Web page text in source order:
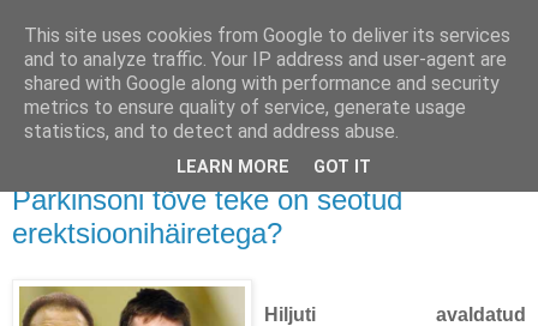
mees.eu blog
Eesti mees ja blog.mees.eu on sõbrad!
teisipäev, 29. jaanuar 2008
Parkinsoni tõve teke on seotud
erektsioonihäiretega?
Hiljuti avaldatud
This site uses cookies from Google to deliver its services
and to analyze traffic. Your IP address and user-agent are
shared with Google along with performance and security
metrics to ensure quality of service, generate usage
statistics, and to detect and address abuse.
LEARN MORE GOT IT